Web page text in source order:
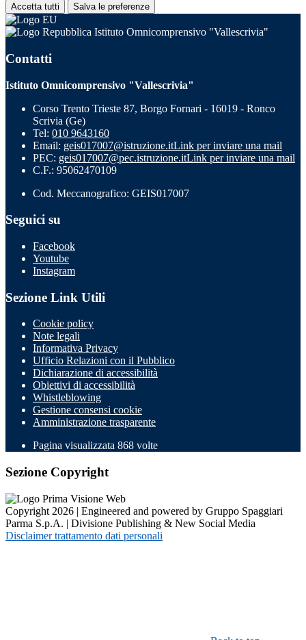
Accetta tutti Salva le preferenze
Istituto Omnicomprensivo "Vallescrivia"
Contatti
Istituto Omnicomprensivo "Vallescrivia"
Corso Trento Trieste 87, Borgo Fornari - 16019 - Ronco
Scrivia (Ge)
Tel: 010 9643160
Email: geis017007@istruzione.itLink per inviare una mail
PEC: geis017007@pec.istruzione.itLink per inviare una mail
C.F.: 95062470109
Cod. Meccanografico: GEIS017007
Seguici su
Facebook
Youtube
Instagram
Sezione Link Utili
Cookie policy
Note legali
Informativa Privacy
Ufficio Relazioni con il Pubblico
Dichiarazione di accessibilità
Obiettivi di accessibilità
Whistleblowing
Gestione consensi cookie
Amministrazione trasparente
Pagina visualizzata 868 volte
Sezione Copyright
Copyright 2026 | Engineered and powered by Gruppo Spaggiari
Parma S.p.A. | Divisione Publishing & New Social Media
Disclaimer trattamento dati personali